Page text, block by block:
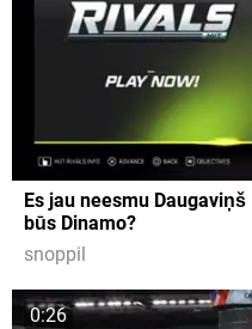
Es jau neesmu
būs Dinamo?
snoppil
0:26